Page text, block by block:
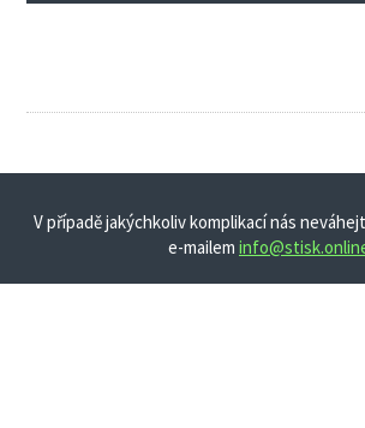
V případě jakýchkoliv komplikací nás
e-mailem